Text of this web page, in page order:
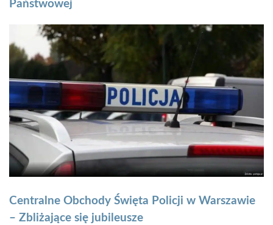
Państwowej
Centralne Obchody Święta Policji w Warszawie
– Zbliżające się jubileusze